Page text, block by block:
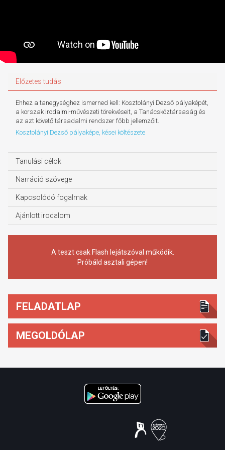
Előzetes tudás
Ehhez a tanegységhez ismerned kell: Kosztolányi Dezső pályaképét,
a korszak irodalmi-művészeti törekvéseit, a Tanácsköztársaság és
az azt követő társadalmi rendszer főbb jellemzőit.
Kosztolányi Dezső pályaképe, kései költészete
Tanulási célok
Narráció szövege
Kapcsolódó fogalmak
Ajánlott irodalom
A teszt csak Flash lejátszóval működik.
Próbáld asztali gépen!
FELADATLAP
MEGOLDÓLAP